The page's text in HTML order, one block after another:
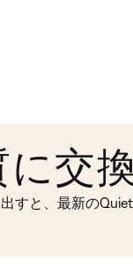
に交
すと、最新の